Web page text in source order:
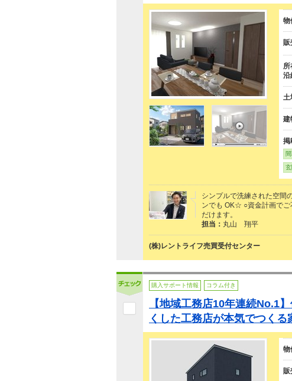
物
販
所
沿
土
建
掲
玄
シンプルで洗練された空間
ンでも OK☆ ○資金計画でご
だけます。
担当： 丸山 翔平
(株)レントライフ売買受付センター
購入サポート情報 コラム付き
【地域工務店10年連続No.1
くした工務店が本気でつくる
物
販